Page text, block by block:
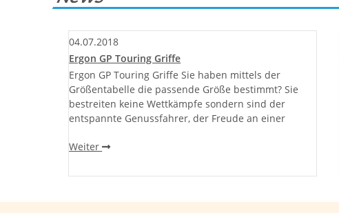
04.07.2018
Ergon GP Touring Griffe
Ergon GP Touring Griffe Sie haben mittels der
Größentabelle die passende Größe bestimmt? Sie
bestreiten keine Wettkämpfe sondern sind der
entspannte Genussfahrer, der Freude an einer
Weiter